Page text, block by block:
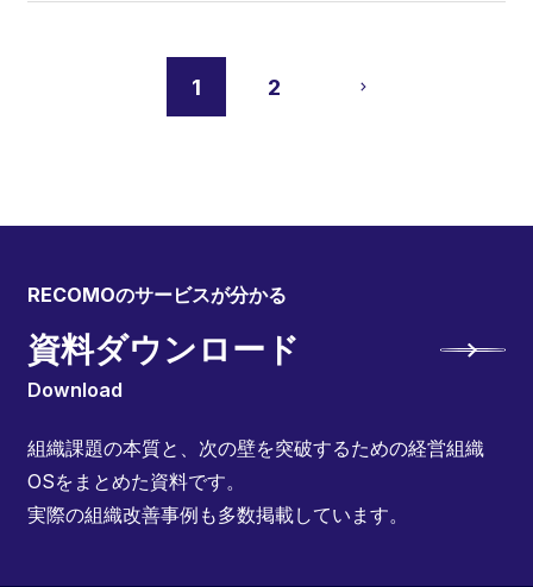
1 2
RECOMOのサービスが分かる
資料ダウンロード
Download
組織課題の本質と、次の壁を突破するための経営組織
OSをまとめた資料です。
実際の組織改善事例も多数掲載しています。